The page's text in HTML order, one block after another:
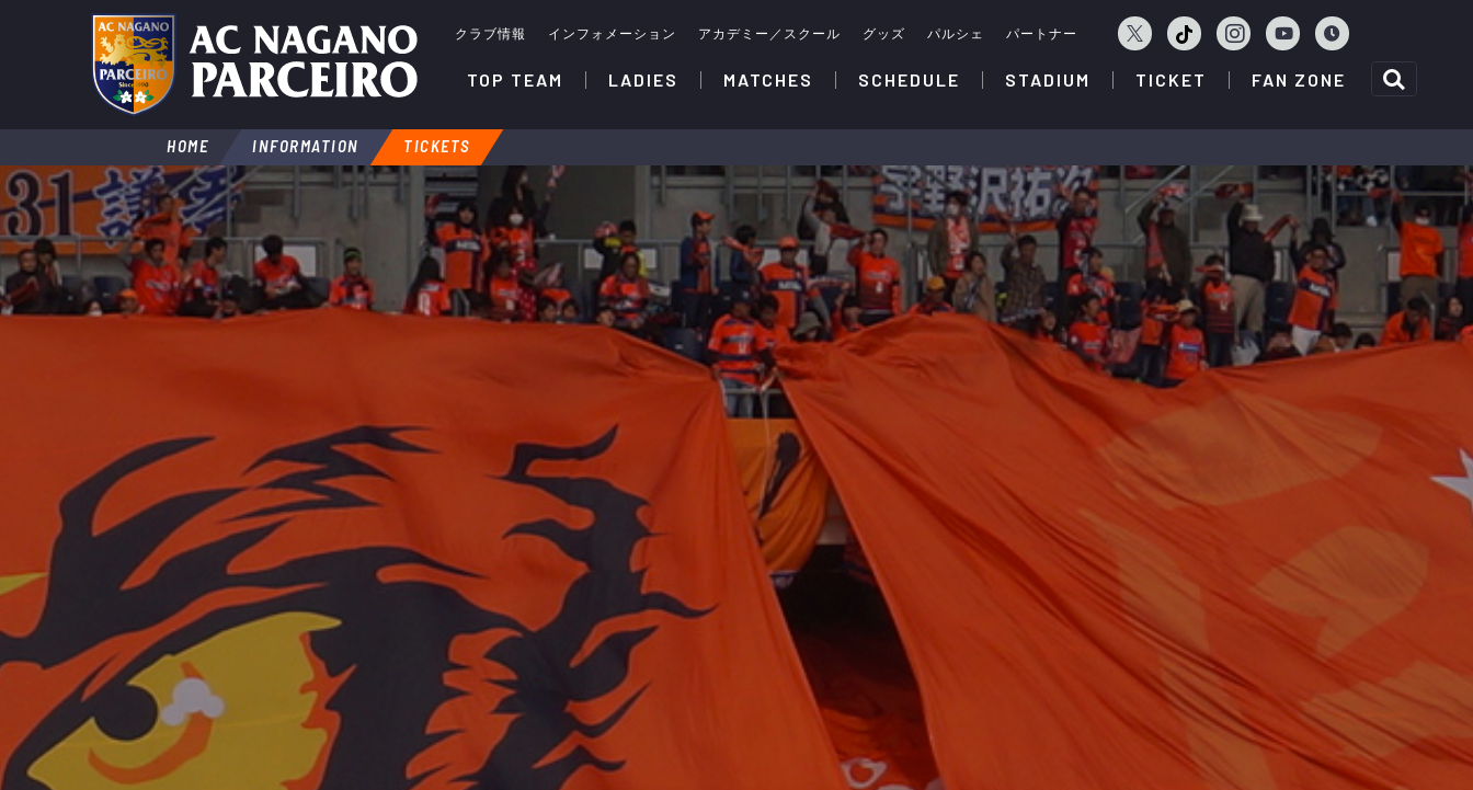
クラブ情報 インフォメーション アカデミー／スクール グッズ パルシェ パートナー
TOP TEAM LADIES MATCHES SCHEDULE STADIUM TICKET FAN ZONE
HOME INFORMATION TICKETS